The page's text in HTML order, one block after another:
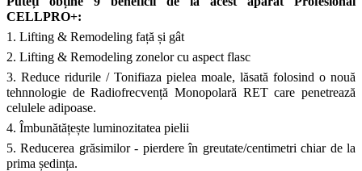
CELLPRO+:
1. Lifting & Remodeling față și gât
2. Lifting & Remodeling zonelor cu aspect flasc
3. Reduce ridurile / Tonifiaza pielea moale, lăsată folosind o nouă
tehnnologie de Radiofrecvență Monopolară RET care penetrează
celulele adipoase.
4. Îmbunătățește luminozitatea pielii
5. Reducerea grăsimilor - pierdere în greutate/centimetri chiar de la
prima ședința.